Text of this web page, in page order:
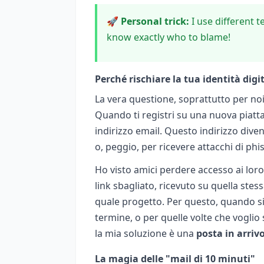
🚀 Personal trick: I use different
know exactly who to blame!
Perché rischiare la tua identità
La vera questione, soprattutto per
Quando ti registri su una nuova
indirizzo email. Questo indirizzo
o, peggio, per ricevere attacchi di
Ho visto amici perdere accesso ai
link sbagliato, ricevuto su quella
quale progetto. Per questo, quando
termine, o per quelle volte che
la mia soluzione è una posta in
La magia delle "mail di 10 minuti"